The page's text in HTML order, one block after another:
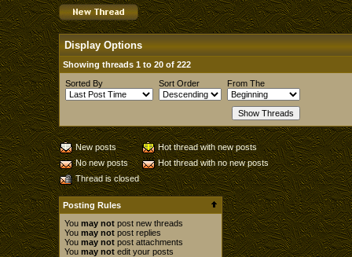
Display Options
Showing threads 1 to 20 of 222
Sorted By
Sort Order From The
New posts
Hot thread with new posts
No new posts
Hot thread with no new posts
Thread is closed
Posting Rules
You may not post new threads
You may not post replies
You may not post attachments
You may not edit your posts